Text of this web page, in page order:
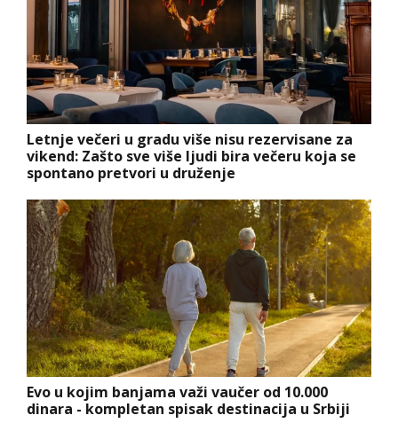
Letnje večeri u gradu više nisu rezervisane za
vikend: Zašto sve više ljudi bira večeru koja se
spontano pretvori u druženje
Evo u kojim banjama važi vaučer od 10.000
dinara - kompletan spisak destinacija u Srbiji